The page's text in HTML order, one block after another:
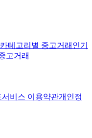
카테고리별 중고거래 인기
고거래
서비스 이용약관개인정